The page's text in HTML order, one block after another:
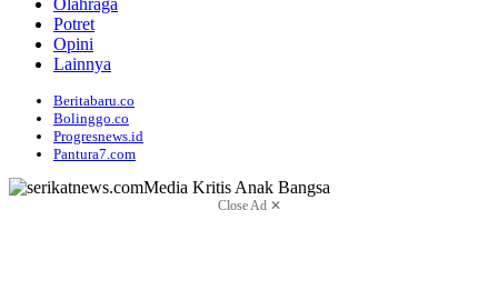
Potret
Opini
Lainnya
Beritabaru.co
Bolinggo.co
Progresnews.id
Pantura7.com
Close Ad ✕